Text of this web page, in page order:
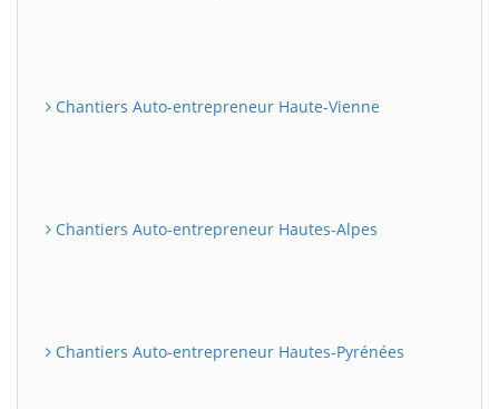
Chantiers Auto-entrepreneur Haute-Vienne
Chantiers Auto-entrepreneur Hautes-Alpes
Chantiers Auto-entrepreneur Hautes-Pyrénées